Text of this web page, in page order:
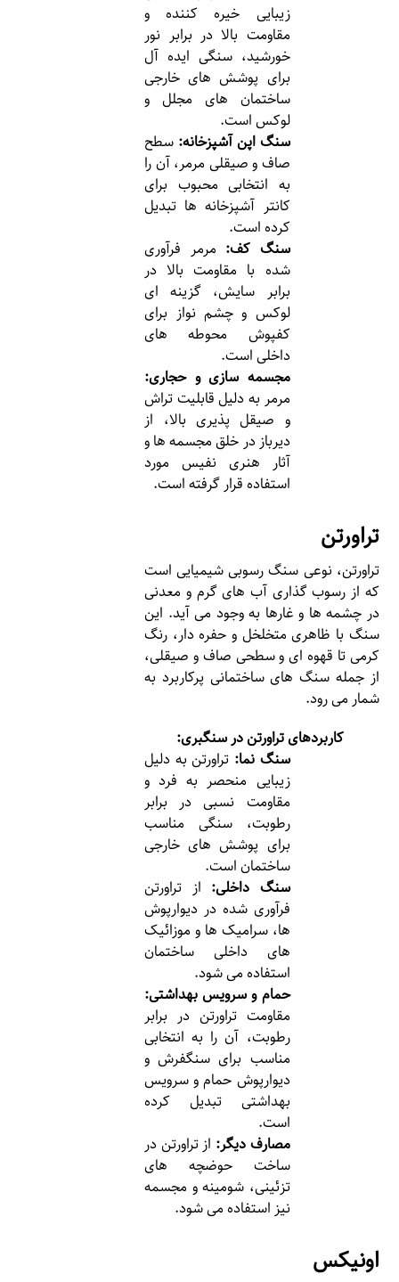
زیبایی خیره کننده و
مقاومت بالا در برابر نور
خورشید، سنگی ایده آل
برای پوشش های خارجی
ساختمان های مجلل و
لوکس است.
سنگ اپن آشپزخانه: سطح
صاف و صیقلی مرمر، آن را
به انتخابی محبوب برای
کانتر آشپزخانه ها تبدیل
کرده است.
سنگ کف: مرمر فرآوری
شده با مقاومت بالا در
برابر سایش، گزینه ای
لوکس و چشم نواز برای
کفپوش محوطه های
داخلی است.
مجسمه سازی و حجاری:
مرمر به دلیل قابلیت تراش
و صیقل پذیری بالا، از
دیرباز در خلق مجسمه ها و
آثار هنری نفیس مورد
استفاده قرار گرفته است.
تراورتن
تراورتن، نوعی سنگ رسوبی شیمیایی است
که از رسوب گذاری آب های گرم و معدنی
در چشمه ها و غارها به وجود می آید. این
سنگ با ظاهری متخلخل و حفره دار، رنگ
کرمی تا قهوه ای و سطحی صاف و صیقلی،
از جمله سنگ های ساختمانی پرکاربرد به
شمار می رود.
کاربردهای تراورتن در سنگبری:
سنگ نما: تراورتن به دلیل
زیبایی منحصر به فرد و
مقاومت نسبی در برابر
رطوبت، سنگی مناسب
برای پوشش های خارجی
ساختمان است.
سنگ داخلی: از تراورتن
فرآوری شده در دیوارپوش
ها، سرامیک ها و موزائیک
های داخلی ساختمان
استفاده می شود.
حمام و سرویس بهداشتی:
مقاومت تراورتن در برابر
رطوبت، آن را به انتخابی
مناسب برای سنگفرش و
دیوارپوش حمام و سرویس
بهداشتی تبدیل کرده
است.
مصارف دیگر: از تراورتن در
ساخت حوضچه های
تزئینی، شومینه و مجسمه
نیز استفاده می شود.
اونیکس